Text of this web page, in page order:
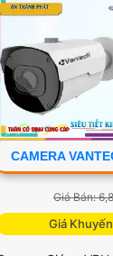
CAMERA
Giá Bán:
Giá